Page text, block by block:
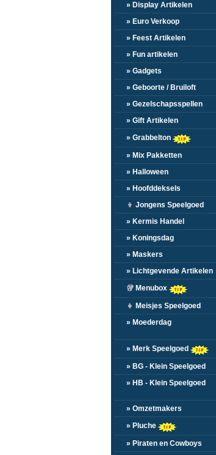
» Display Artikelen
» Euro Verkoop
» Feest Artikelen
» Fun artikelen
» Gadgets
» Geboorte / Bruiloft
» Gezelschapsspellen
» Gift Artikelen
» Grabbelton
» Mix Pakketten
» Halloween
» Hoofddeksels
👦 Jongens Speelgoed
» Kermis Handel
» Koningsdag
» Maskers
» Lichtgevende Artikelen
🥡 Menubox
👧 Meisjes Speelgoed
» Moederdag
» Merk Speelgoed
» BG - Klein Speelgoed
» HB - Klein Speelgoed
» Omzetmakers
» Pluche
» Piraten en Cowboys